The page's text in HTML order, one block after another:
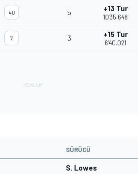
40 5 +13 Tur
10'35.648
7 3 +15 Tur
6'40.021
SÜRÜCÜ
S. Lowes